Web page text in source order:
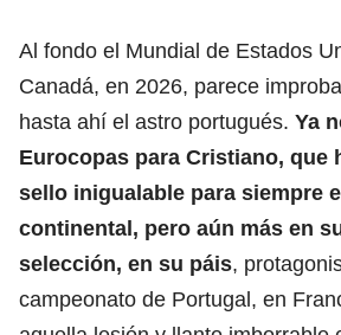
Al fondo el Mundial de Estados
Canadá, en 2026, parece
hasta ahí el astro portugués. Ya
Eurocopas para Cristiano, que
sello inigualable para siempre
continental, pero aún más en
selección, en su páis,
campeonato de Portugal, en